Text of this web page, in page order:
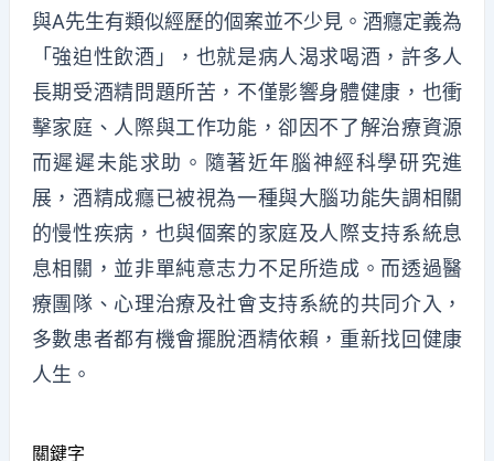
與A先生有類似經歷的個案並不少見。酒癮定義為
「強迫性飲酒」，也就是病人渴求喝酒，許多人
長期受酒精問題所苦，不僅影響身體健康，也衝
擊家庭、人際與工作功能，卻因不了解治療資源
而遲遲未能求助。隨著近年腦神經科學研究進
展，酒精成癮已被視為一種與大腦功能失調相關
的慢性疾病，也與個案的家庭及人際支持系統息
息相關，並非單純意志力不足所造成。而透過醫
療團隊、心理治療及社會支持系統的共同介入，
多數患者都有機會擺脫酒精依賴，重新找回健康
人生。
關鍵字